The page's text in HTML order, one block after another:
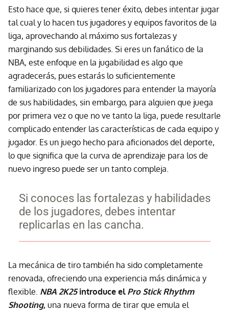
Esto hace que, si quieres tener éxito, debes intentar jugar
tal cual y lo hacen tus jugadores y equipos favoritos de la
liga, aprovechando al máximo sus fortalezas y
marginando sus debilidades. Si eres un fanático de la
NBA, este enfoque en la jugabilidad es algo que
agradecerás, pues estarás lo suficientemente
familiarizado con los jugadores para entender la mayoría
de sus habilidades, sin embargo, para alguien que juega
por primera vez o que no ve tanto la liga, puede resultarle
complicado entender las características de cada equipo y
jugador. Es un juego hecho para aficionados del deporte,
lo que significa que la curva de aprendizaje para los de
nuevo ingreso puede ser un tanto compleja.
Si conoces las fortalezas y habilidades
de los jugadores, debes intentar
replicarlas en las cancha.
La mecánica de tiro también ha sido completamente
renovada, ofreciendo una experiencia más dinámica y
flexible. NBA 2K25introduce el Pro Stick Rhythm
Shooting, una nueva forma de tirar que emula el